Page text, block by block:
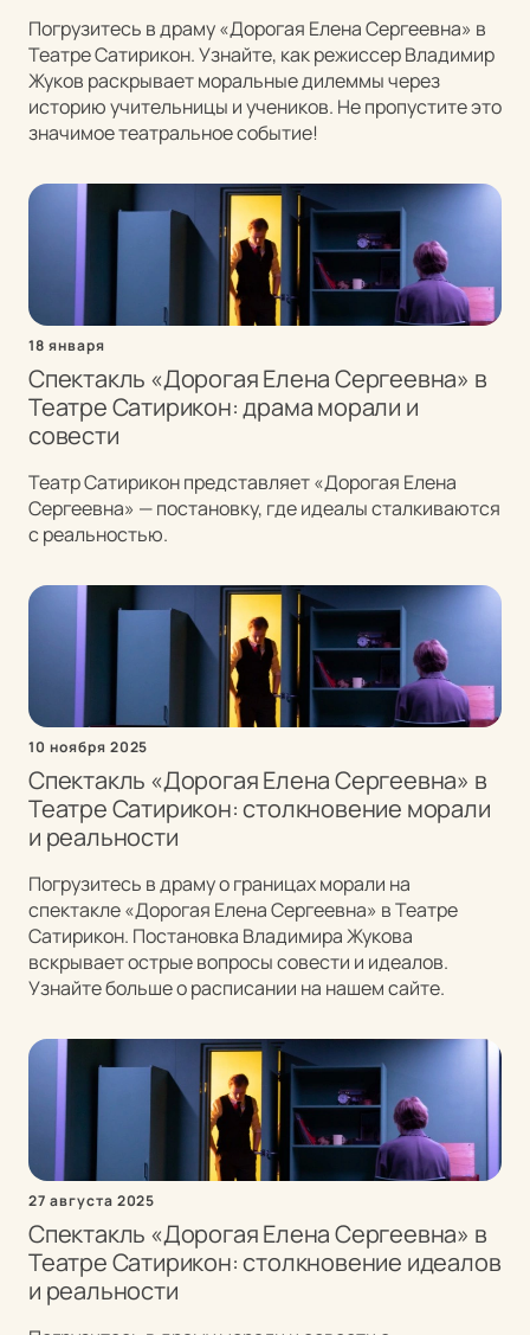
Погрузитесь в драму «Дорогая Елена Сергеевна» в
Театре Сатирикон. Узнайте, как режиссер Владимир
Жуков раскрывает моральные дилеммы через
историю учительницы и учеников. Не пропустите это
значимое театральное событие!
18 января
Спектакль «Дорогая Елена Сергеевна» в
Театре Сатирикон: драма морали и
совести
Театр Сатирикон представляет «Дорогая Елена
Сергеевна» — постановку, где идеалы сталкиваются
с реальностью.
10 ноября 2025
Спектакль «Дорогая Елена Сергеевна» в
Театре Сатирикон: столкновение морали
и реальности
Погрузитесь в драму о границах морали на
спектакле «Дорогая Елена Сергеевна» в Театре
Сатирикон. Постановка Владимира Жукова
вскрывает острые вопросы совести и идеалов.
Узнайте больше о расписании на нашем сайте.
27 августа 2025
Спектакль «Дорогая Елена Сергеевна» в
Театре Сатирикон: столкновение идеалов
и реальности